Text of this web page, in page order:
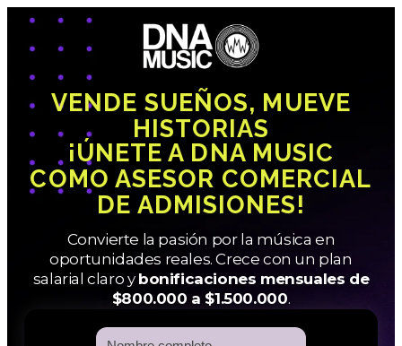
VENDE SUEÑOS, MUEVE
HISTORIAS
¡ÚNETE A DNA MUSIC
COMO ASESOR COMERCIAL
DE ADMISIONES!
Convierte la pasión por la música en
oportunidades reales. Crece con un plan
salarial claro y bonificaciones mensuales de
$800.000 a $1.500.000.